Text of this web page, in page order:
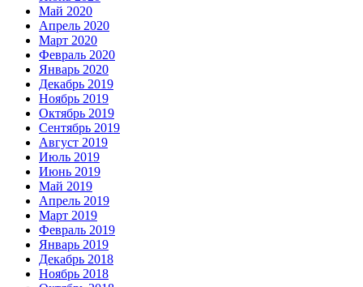
Май 2020
Апрель 2020
Март 2020
Февраль 2020
Январь 2020
Декабрь 2019
Ноябрь 2019
Октябрь 2019
Сентябрь 2019
Август 2019
Июль 2019
Июнь 2019
Май 2019
Апрель 2019
Март 2019
Февраль 2019
Январь 2019
Декабрь 2018
Ноябрь 2018